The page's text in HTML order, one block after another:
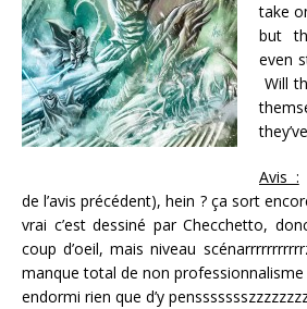
take
but
even
Will
Avis :
de l’avis précédent), hein ? ça sort
vrai c’est dessiné par Checchetto,
coup d’oeil, mais niveau
manque total de non
endormi rien que d’y